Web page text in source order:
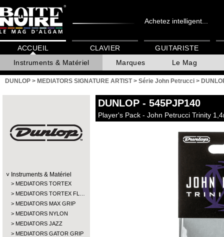
Achetez intelligent...
ACCUEIL
Instruments & Matériel
Marques Le Mag
CLAVIER GUITARISTE
DUNLOP > MEDIATORS SIGNATURE ARTIST> Série John Petrucci >
Instruments & Matériel
MEDIATORS TORTEX
MEDIATORS TORTEX FL…
MEDIATORS MAX GRIP
MEDIATORS NYLON
MEDIATORS JAZZ
MEDIATORS GATOR GRIP
DUNLOP - 545PJP140
Player's Pack - John Petrucci Trinity